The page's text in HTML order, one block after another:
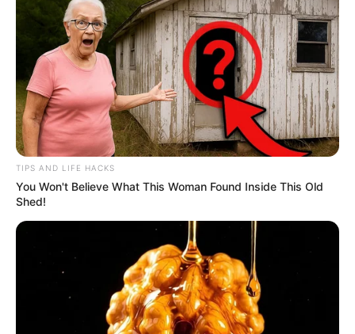
Choice Husband
TIPS AND LIFE HACKS
You Won't Believe What This Woman Found Inside This Old
Shed!